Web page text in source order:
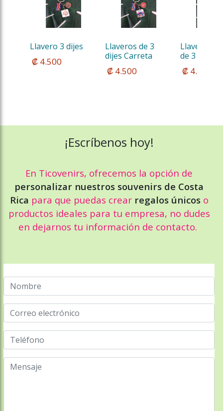
Llavero 3 dijes
₡ 4.500
Llaveros de 3
dijes Carreta
₡ 4.500
Llavero
de 3 dijes
₡ 4.500
¡Escríbenos hoy!
En Ticovenirs, ofrecemos la opción de
personalizar nuestros souvenirs de Costa
Rica para que puedas crear regalos únicos o
productos ideales para tu empresa, no dudes
en dejarnos tu información de contacto.